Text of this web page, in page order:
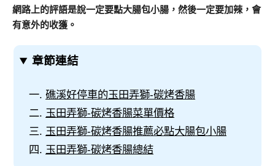
網路上的評語是說一定要點大腸包小腸，然後一定要加辣，會
有意外的收獲。
章節連結
礁溪好停車的玉田弄獅-碳烤香腸
玉田弄獅-碳烤香腸菜單價格
玉田弄獅-碳烤香腸推薦必點大腸包小腸
玉田弄獅-碳烤香腸總結